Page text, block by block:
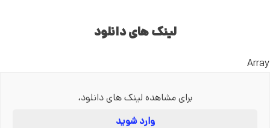
لینک های دانلود
Array
برای مشاهده لینک های دانلود،
وارد شوید